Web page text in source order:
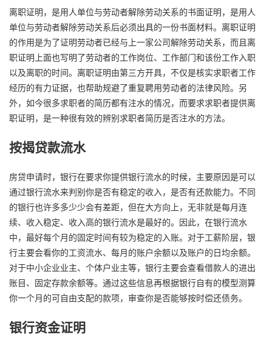
离职证明，是用人单位与劳动者解除劳动关系的书面证明，是用人
单位与劳动者解除劳动关系后必须出具的一份书面材料。离职证明
的作用是为了证明劳动者已经与上一家公司解除劳动关系，而且离
职证明上面也写明了劳动者的工作岗位、工作部门和该份工作入职
以及离职的时间。离职证明由第三方开具，不仅是核实求职者工作
经历的有力证据，也帮助规避了重复聘用劳动者的法律风险。另
外，如今很多求职者的简历都有注水的情况，而要求求职者提供离
职证明，是一种很有效的辨别求职者简历是否注水的方法。
按揭贷款流水
房贷申请时，银行在要求你提供银行流水的时候，主要原因是可以
通过银行流水来判别你是否有稳定的收入，是否有还款能力。不同
的银行也许多多少少会有差距，但在大方向上，无非就是每月连
续、收入稳定、收入高的银行流水是最好的。因此，在银行流水
中，最好每个月的固定时间有较为稳定的入账。对于工薪阶层，银
行主要会看你的工资流水、每月的账户余额以及账户的日均余额。
对于中小企业业主、个体户业主等，银行主要会查看借款人的进出
账目、固定存款余额等。通过这些信息再根据银行自有的模型测算
你一个月的可自由支配的款项，审查你是否能够按时偿还债务。
银行资金证明